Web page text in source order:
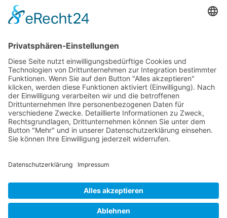
Newsletter
Versandinformationen
Verfügbarkeit/Verträglichkeit
Rechtliches
Widerrufsrecht und Widerrufsformular
Impressum
Datenschutzerklärung
Cookie-Einstellungen
AGB
Streitbeilegungsstelle